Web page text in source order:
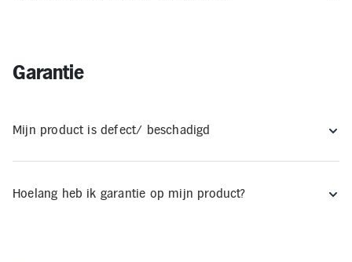
Garantie
Mijn product is defect/ beschadigd
Hoelang heb ik garantie op mijn product?